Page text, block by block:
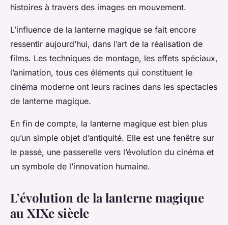
histoires à travers des images en mouvement.
L’influence de la lanterne magique se fait encore
ressentir aujourd’hui, dans l’art de la réalisation de
films. Les techniques de montage, les effets spéciaux,
l’animation, tous ces éléments qui constituent le
cinéma moderne ont leurs racines dans les spectacles
de lanterne magique.
En fin de compte, la lanterne magique est bien plus
qu’un simple objet d’antiquité. Elle est une fenêtre sur
le passé, une passerelle vers l’évolution du cinéma et
un symbole de l’innovation humaine.
L’évolution de la lanterne magique
au XIXe siècle